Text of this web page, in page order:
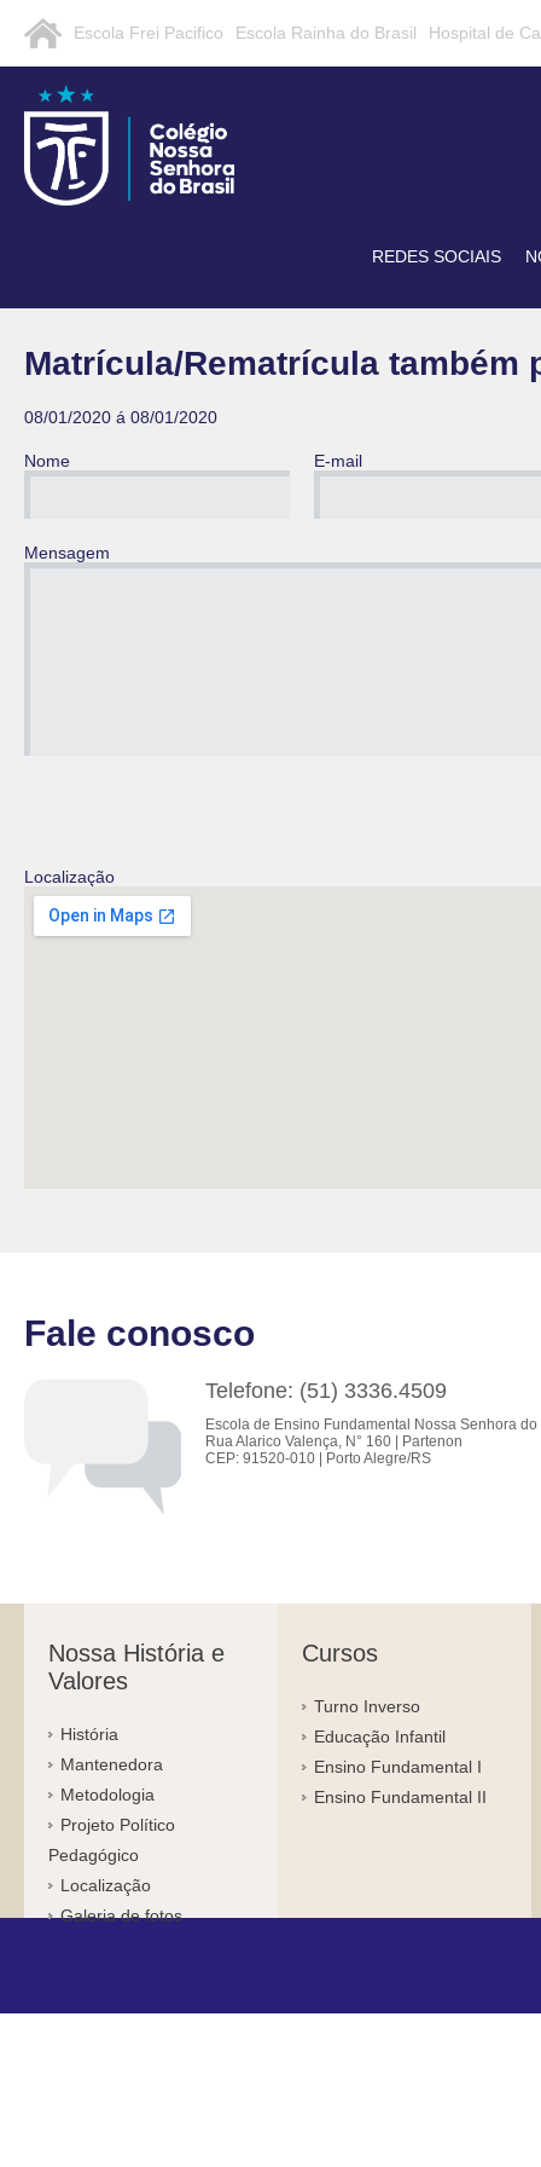
Escola Frei Pacifico Escola Rainha do Brasil Hospital de
REDES SOCIAIS
Matrícula/Rematrícula também
08/01/2020 á 08/01/2020
Nome E-mail
Mensagem
Localização
Fale conosco
Telefone: (51) 3336.4509
Escola de Ensino Fundamental Nossa Senhora do
Rua Alarico Valença, N° 160 | Partenon
CEP: 91520-010 | Porto Alegre/RS
Nossa História e
Valores
História
Mantenedora
Metodologia
Projeto Político
Pedagógico
Localização
Galeria de fotos
Cursos
Turno Inverso
Educação Infantil
Ensino Fundamental I
Ensino Fundamental II